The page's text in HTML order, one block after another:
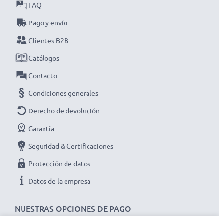
Voltaje de salida / Output voltio
Amperaje de Salida / Output amperio
1000mA
Potencia / Power Vatios
Longitud del cable
★ 3 años de garantía ★
Somos un distribuidor internacional especializado en
productos de alta calidad. ¡Por esa razón ofrecemos 3
años de garantía!
NUESTRAS OPCIONES DE PAGO
FAQ
Pago y envío
Clientes B2B
Catálogos
Contacto
Condiciones generales
Derecho de devolución
Garantía
Seguridad & Certificaciones
Protección de datos
Datos de la empresa